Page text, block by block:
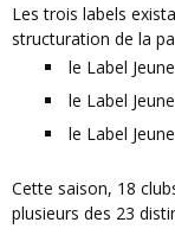
Les trois labels existants répondent ainsi à cette volonté de
structuration de la
le Label
le Label
le Label
Cette saison, 18 clubs du département ont obtenu une ou
plusieurs des 23